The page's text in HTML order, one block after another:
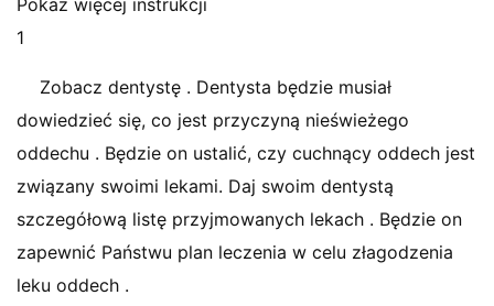
Pokaż więcej instrukcji
1
Zobacz dentystę . Dentysta będzie musiał
dowiedzieć się, co jest przyczyną nieświeżego
oddechu . Będzie on ustalić, czy cuchnący oddech jest
związany swoimi lekami. Daj swoim dentystą
szczegółową listę przyjmowanych lekach . Będzie on
zapewnić Państwu plan leczenia w celu złagodzenia
leku oddech .